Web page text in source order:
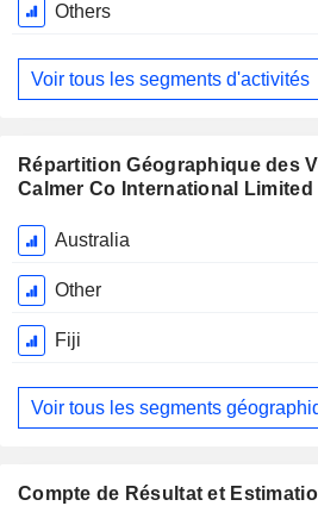
Others
Voir tous les segments d'activités
Répartition Géographique des
Calmer Co International Limited
Période
Fiscale:
Juin
Australia
Other
Fiji
Voir tous les segments
Compte de Résultat et